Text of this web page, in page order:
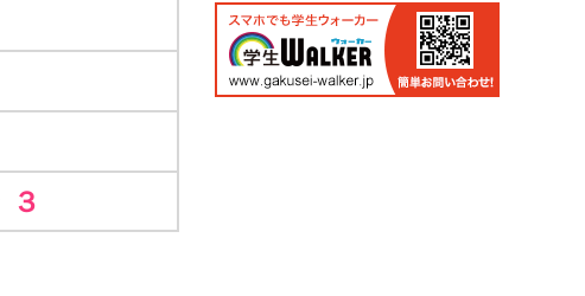
３